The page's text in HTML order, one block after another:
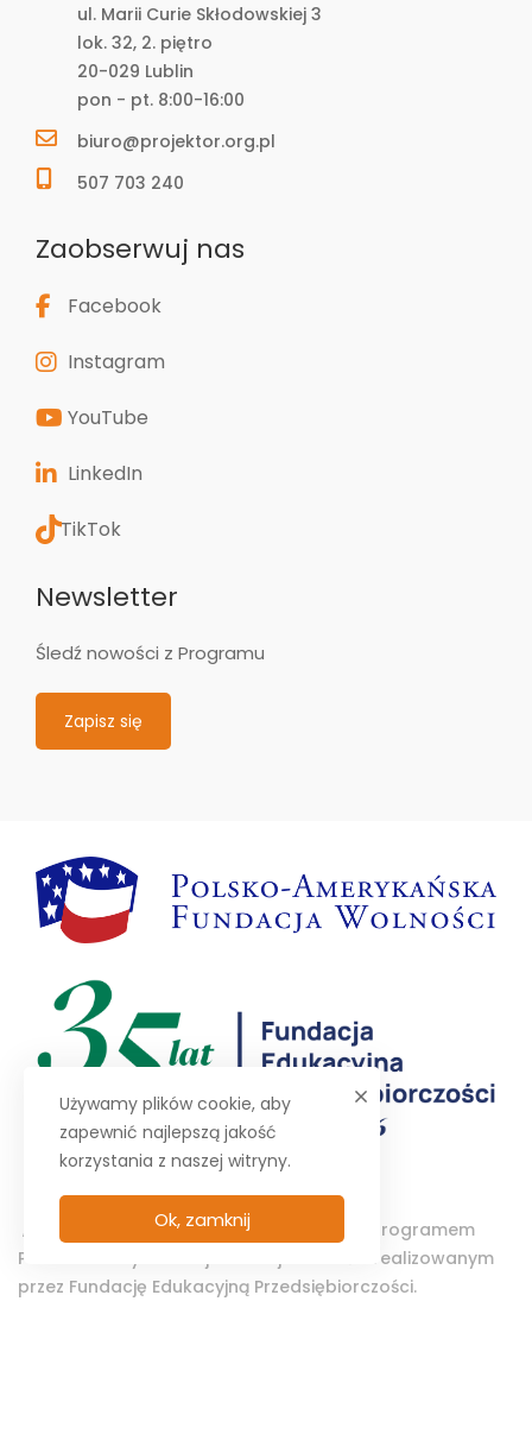
ul. Marii Curie Skłodowskiej 3
lok. 32, 2. piętro
20-029 Lublin
pon - pt. 8:00-16:00
biuro@projektor.org.pl
507 703 240
Zaobserwuj nas
Facebook
Instagram
YouTube
LinkedIn
TikTok
Newsletter
Śledź nowości z Programu
Zapisz się
„Projektor – Wolontariat Studencki” jest programem
Polsko-Amerykańskiej Fundacji Wolności realizowanym
przez Fundację Edukacyjną Przedsiębiorczości.
Używamy plików cookie, aby
zapewnić najlepszą jakość
korzystania z naszej witryny.
Ok, zamknij